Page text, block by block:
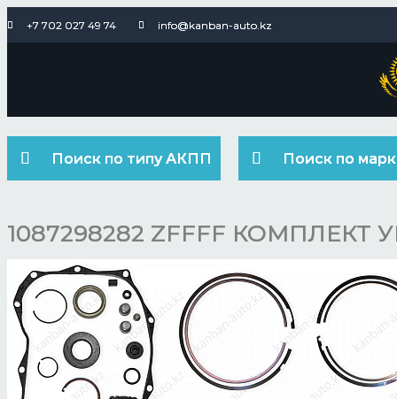
+7 702 027 49 74 info@kanban-auto.kz
Поиск по типу АКПП Поиск по
1087298282 ZFFFF